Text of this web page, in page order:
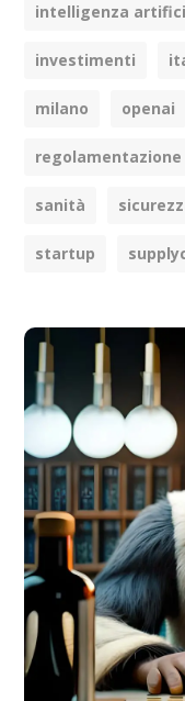
intelligenza
investimenti
milano openai
regolamentazione
sanità
startup